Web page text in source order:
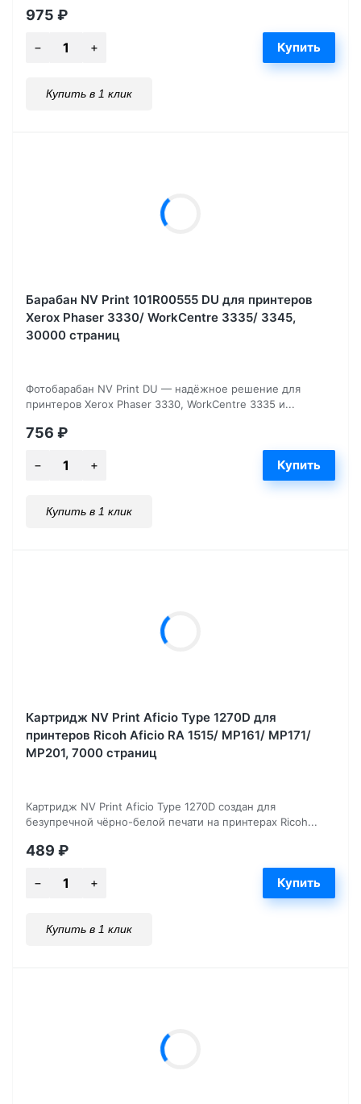
975 ₽
Купить в 1 клик
Барабан NV Print 101R00555 DU для принтеров
Xerox Phaser 3330/ WorkCentre 3335/ 3345,
30000 страниц
Фотобарабан NV Print DU — надёжное решение для
принтеров Xerox Phaser 3330, WorkCentre 3335 и...
756 ₽
Купить в 1 клик
Картридж NV Print Aficio Type 1270D для
принтеров Ricoh Aficio RA 1515/ MP161/ MP171/
MP201, 7000 страниц
Картридж NV Print Aficio Type 1270D создан для
безупречной чёрно-белой печати на принтерах Ricoh...
489 ₽
Купить в 1 клик